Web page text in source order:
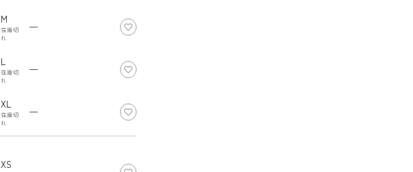
M
在庫切
れ
—
L
在庫切
れ
—
XL
在庫切
れ
—
XS